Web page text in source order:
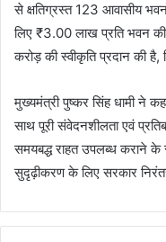
से क्षतिग्रस्त 123 आवासीय
लिए ₹3.00 लाख प्रति भवन
करोड़ की स्वीकृति प्रदान की है,
मुख्यमंत्री पुष्कर सिंह धामी ने
साथ पूरी संवेदनशीलता एवं
समयबद्ध राहत उपलब्ध कराने
सुदृढ़ीकरण के लिए सरकार